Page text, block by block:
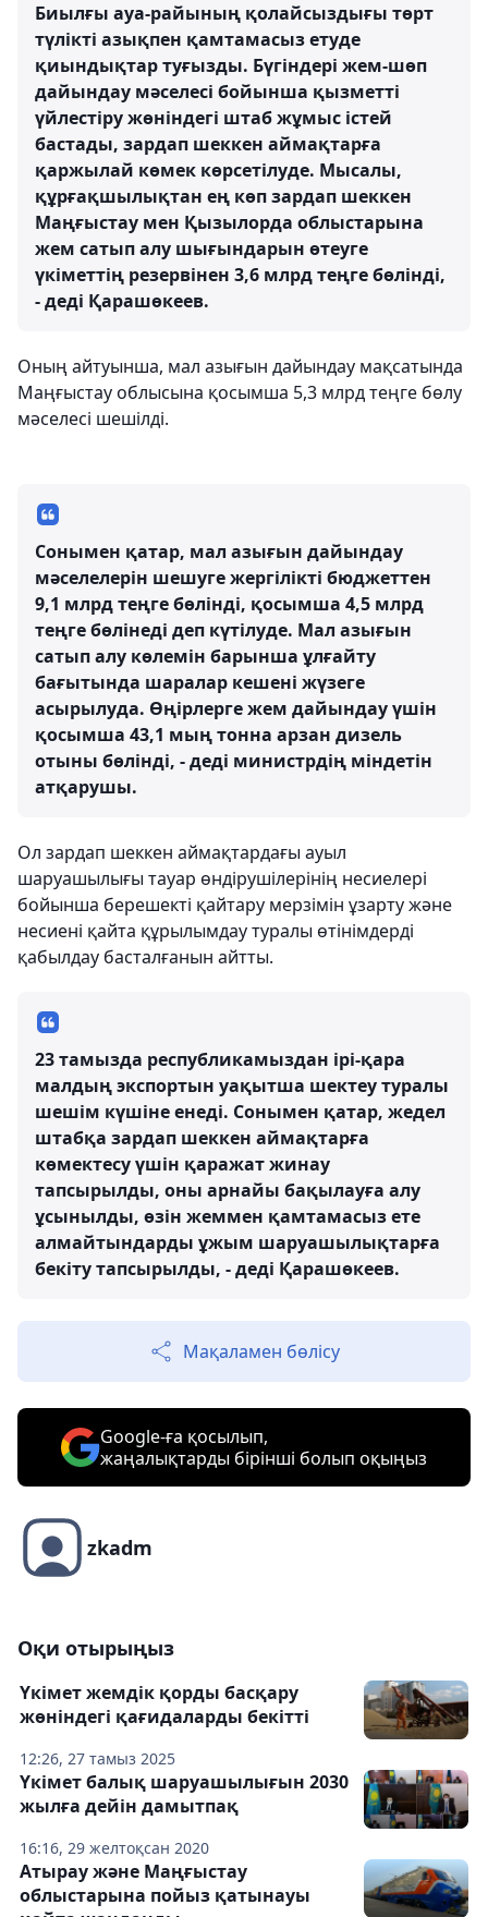
Биылғы ауа-райының қолайсыздығы төрт
түлікті азықпен қамтамасыз етуде
қиындықтар туғызды. Бүгіндері жем-шөп
дайындау мәселесі бойынша қызметті
үйлестіру жөніндегі штаб жұмыс істей
бастады, зардап шеккен аймақтарға
қаржылай көмек көрсетілуде. Мысалы,
құрғақшылықтан ең көп зардап шеккен
Маңғыстау мен Қызылорда облыстарына
жем сатып алу шығындарын өтеуге
үкіметтің резервінен 3,6 млрд теңге бөлінді,
- деді Қарашөкеев.
Оның айтуынша, мал азығын дайындау мақсатында
Маңғыстау облысына қосымша 5,3 млрд теңге бөлу
мәселесі шешілді.
Сонымен қатар, мал азығын дайындау
мәселелерін шешуге жергілікті бюджеттен
9,1 млрд теңге бөлінді, қосымша 4,5 млрд
теңге бөлінеді деп күтілуде. Мал азығын
сатып алу көлемін барынша ұлғайту
бағытында шаралар кешені жүзеге
асырылуда. Өңірлерге жем дайындау үшін
қосымша 43,1 мың тонна арзан дизель
отыны бөлінді, - деді министрдің міндетін
атқарушы.
Ол зардап шеккен аймақтардағы ауыл
шаруашылығы тауар өндірушілерінің несиелері
бойынша берешекті қайтару мерзімін ұзарту және
несиені қайта құрылымдау туралы өтінімдерді
қабылдау басталғанын айтты.
23 тамызда республикамыздан ірі-қара
малдың экспортын уақытша шектеу туралы
шешім күшіне енеді. Сонымен қатар, жедел
штабқа зардап шеккен аймақтарға
көмектесу үшін қаражат жинау
тапсырылды, оны арнайы бақылауға алу
ұсынылды, өзін жеммен қамтамасыз ете
алмайтындарды ұжым шаруашылықтарға
бекіту тапсырылды, - деді Қарашөкеев.
Мақаламен бөлісу
Google-ға қосылып,
жаңалықтарды бірінші болып оқыңыз
zkadm
Оқи отырыңыз
12:26, 27 тамыз 2025
Үкімет жемдік қорды басқару
жөніндегі қағидаларды бекітті
16:16, 29 желтоқсан 2020
Үкімет балық шаруашылығын 2030
жылға дейін дамытпақ
Атырау және Маңғыстау
облыстарына пойыз қатынауы